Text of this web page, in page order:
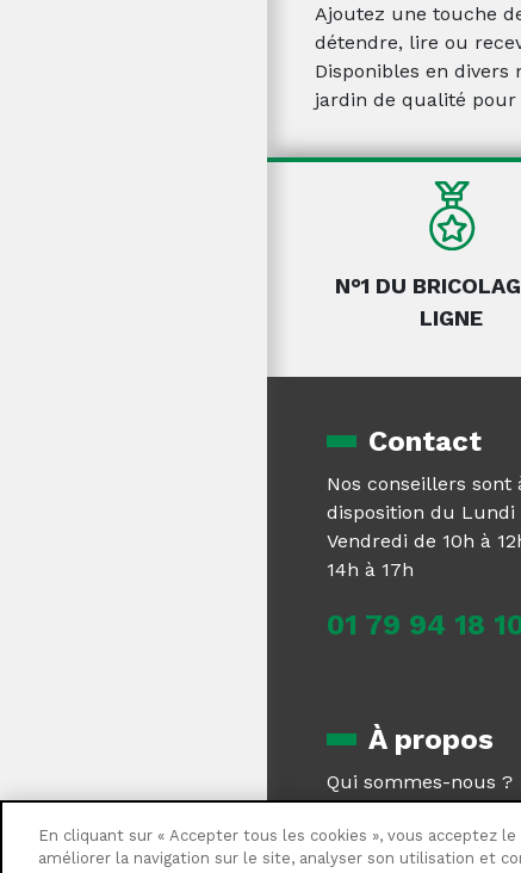
Ajoutez une touche
détendre, lire ou
Disponibles en
jardin de qualité
N°1 DU
LIGNE
Contact
Nos conseillers sont
disposition du Lundi
Vendredi de 10h à
14h à 17h
01 79 94 18
À propos
Qui sommes-nous ?
Magazine
Centrale Brico
Nous contacter
En cliquant sur « Accepter tous les cookies », vous acceptez
améliorer la navigation sur le site, analyser son utilisation et